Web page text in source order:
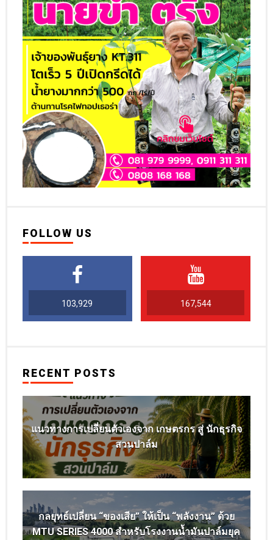
FOLLOW US
103,929 167,544
RECENT POSTS
แนวทางการเปลี่ยนตัวเองจาก เกษตรกร สู่ นักธุรกิจ
สวนปาล์ม
กลยุทธ์เปลี่ยน “ของเสีย” ให้เป็น “พลังงาน” ด้วย
MTU SERIES 4000 สำหรับโรงงานน้ำมันปาล์มยุค